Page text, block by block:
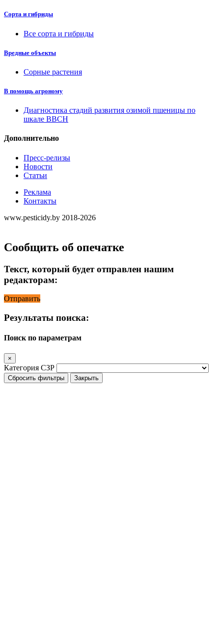
Сорта и гибриды
Все сорта и гибриды
Вредные объекты
Сорные растения
В помощь агроному
Диагностика стадий развития озимой пшеницы по
шкале ВВСН
Дополнительно
Пресс-релизы
Новости
Статьи
Реклама
Контакты
www.pesticidy.by 2018-2026
Сообщить об опечатке
Текст, который будет отправлен нашим
редакторам:
Отправить
Результаты поиска:
Поиск по параметрам
×
Категория СЗР
Сбросить фильтры Закрыть